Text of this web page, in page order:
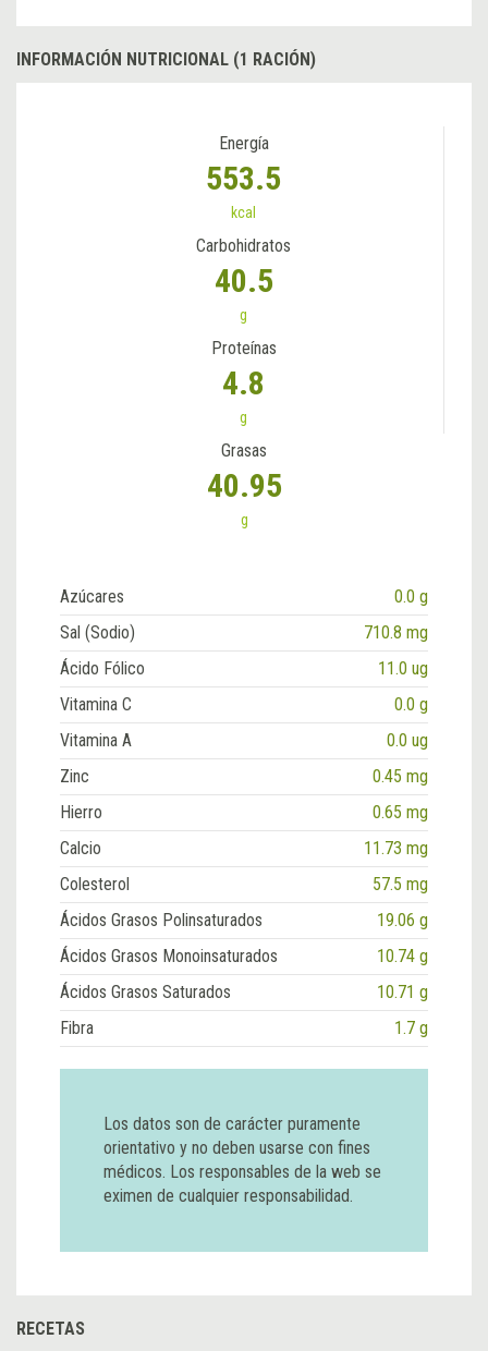
INFORMACIÓN NUTRICIONAL (1 RACIÓN)
Energía
553.5
kcal
Carbohidratos
40.5
g
Proteínas
4.8
g
Grasas
40.95
g
Azúcares
0.0 g
Sal (Sodio)
710.8 mg
Ácido Fólico
11.0 ug
Vitamina C
0.0 g
Vitamina A
0.0 ug
Zinc
0.45 mg
Hierro
0.65 mg
Calcio
11.73 mg
Colesterol
57.5 mg
Ácidos Grasos Polinsaturados
19.06 g
Ácidos Grasos Monoinsaturados
10.74 g
Ácidos Grasos Saturados
10.71 g
Fibra
1.7 g
Los datos son de carácter puramente
orientativo y no deben usarse con fines
médicos. Los responsables de la web se
eximen de cualquier responsabilidad.
RECETAS